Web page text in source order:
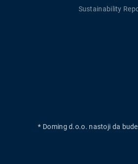
Sustainability
* Doming d.o.o. nastoji da